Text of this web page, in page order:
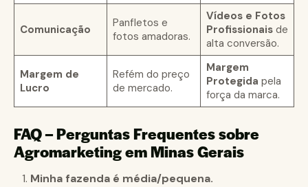
Comunicação
Panfletos e
fotos amadoras.
Vídeos e Fotos
Profissionaisde
alta conversão.
Margem de
Lucro
Refém do preço
de mercado.
Margem
Protegida pela
força da marca.
FAQ – Perguntas Frequentes sobre
Agromarketing em Minas Gerais
Minha fazenda é média/pequena.